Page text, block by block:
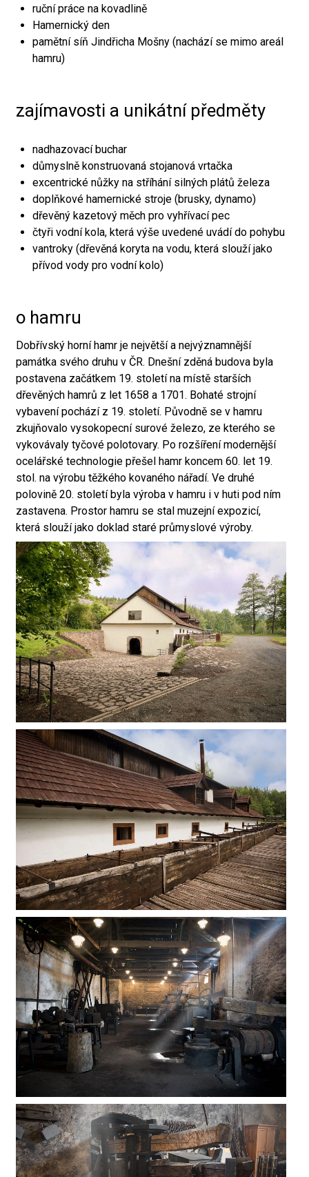
ruční práce na kovadlině
Hamernický den
pamětní síň Jindřicha Mošny (nachází se mimo areál
hamru)
zajímavosti a unikátní předměty
nadhazovací buchar
důmyslně konstruovaná stojanová vrtačka
excentrické nůžky na stříhání silných plátů železa
doplňkové hamernické stroje (brusky, dynamo)
dřevěný kazetový měch pro vyhřívací pec
čtyři vodní kola, která výše uvedené uvádí do pohybu
vantroky (dřevěná koryta na vodu, která slouží jako
přívod vody pro vodní kolo)
o hamru
Dobřívský horní hamr je největší a nejvýznamnější
památka svého druhu v ČR. Dnešní zděná budova byla
postavena začátkem 19. století na místě starších
dřevěných hamrů z let 1658 a 1701. Bohaté strojní
vybavení pochází z 19. století. Původně se v hamru
zkujňovalo vysokopecní surové železo, ze kterého se
vykovávaly tyčové polotovary. Po rozšíření modernější
ocelářské technologie přešel hamr koncem 60. let 19.
stol. na výrobu těžkého kovaného nářadí. Ve druhé
polovině 20. století byla výroba v hamru i v huti pod ním
zastavena. Prostor hamru se stal muzejní expozicí,
která slouží jako doklad staré průmyslové výroby.